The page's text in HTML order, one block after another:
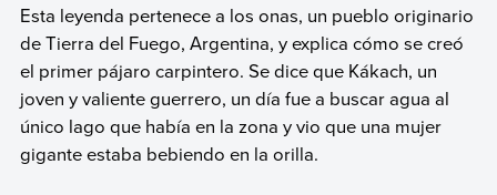
Esta leyenda pertenece a los onas, un pueblo originario
de Tierra del Fuego, Argentina, y explica cómo se creó
el primer pájaro carpintero. Se dice que Kákach, un
joven y valiente guerrero, un día fue a buscar agua al
único lago que había en la zona y vio que una mujer
gigante estaba bebiendo en la orilla.